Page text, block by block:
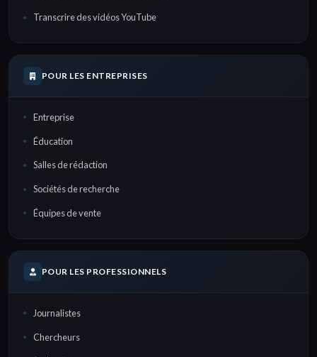
Transcrire des vidéos YouTube
POUR LES ENTREPRISES
Entreprise
Éducation
Salles de rédaction
Sociétés de recherche
Équipes de vente
POUR LES PROFESSIONNELS
Journalistes
Chercheurs